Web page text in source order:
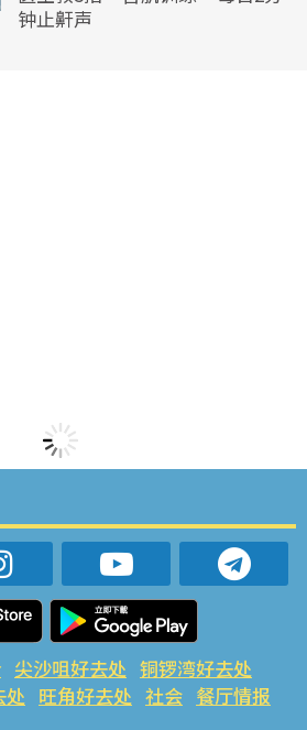
钟止鼾声
尖沙咀好去处 铜锣湾好去处
处 旺角好去处 社会 餐厅情报